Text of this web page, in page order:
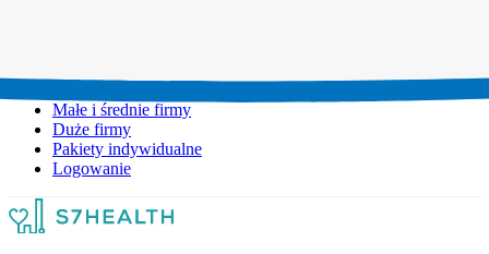
Małe i średnie firmy
Duże firmy
Pakiety indywidualne
Logowanie